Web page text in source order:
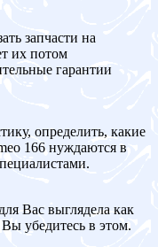
запчасти на
их потом
гарантии
определить, какие
166 нуждаются в
Вас выглядела как
убедитесь в этом.